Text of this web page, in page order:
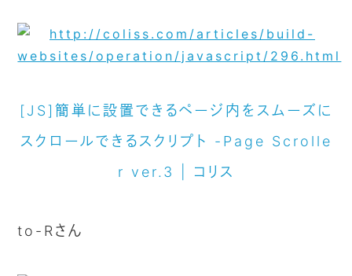
[JS]簡単に設置できるページ内をスムーズに
スクロールできるスクリプト -Page Scrolle
r ver.3 | コリス
to-Rさん